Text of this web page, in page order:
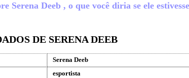
Serena Deeb , o que você diria se ele
DE SERENA DEEB
Serena Deeb
esportista